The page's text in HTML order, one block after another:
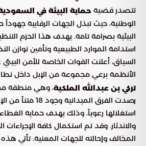
تتصدر قضية حماية البيئة في
الوطنية، حيث تبذل الجهات الرقابية جهوداً
البيئية بصرامة تامة. يهدف هذا الحزم
استدامة الموارد الطبيعية وتأمين توازن
السياق، أعلنت القوات الخاصة للأمن
الأنظمة برعي مجموعة من الإبل داخل
تركي بن عبدالله الملكية، وهي منطقة
رصدت الفرق
استغلالها رعوياً، وذلك بهدف حماية الغطاء
والاندثار. وقد تم استكمال كافة الإجراءات
المخالف وإحالته للجهات المعنية. تأتي